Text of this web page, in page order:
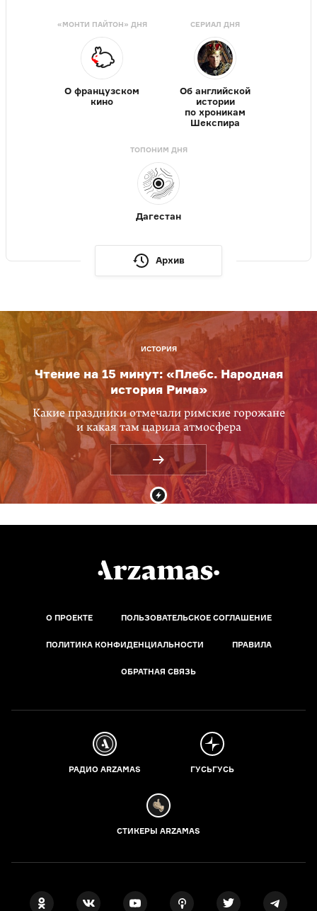
«МОНТИ ПАЙТОН» ДНЯ
О французском
кино
СЕРИАЛ ДНЯ
Об английской
истории
по хроникам
Шекспира
ТОПОНИМ ДНЯ
Дагестан
Архив
ИСТОРИЯ
Чтение на 15 минут: «Плебс. Народная
история Рима»
Какие праздники отмечали римские горожане
и какая там царила атмосфера
О ПРОЕКТЕ ПОЛЬЗОВАТЕЛЬСКОЕ СОГЛАШЕНИЕ
ПОЛИТИКА КОНФИДЕНЦИАЛЬНОСТИ ПРАВИЛА
ОБРАТНАЯ СВЯЗЬ
РАДИО ARZAMAS ГУСЬГУСЬ
СТИКЕРЫ ARZAMAS